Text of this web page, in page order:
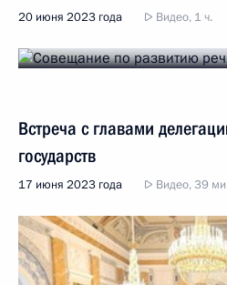
20 июня 2023 года Видео, 1 ч.
Встреча с главами
государств
17 июня 2023 года Видео, 39